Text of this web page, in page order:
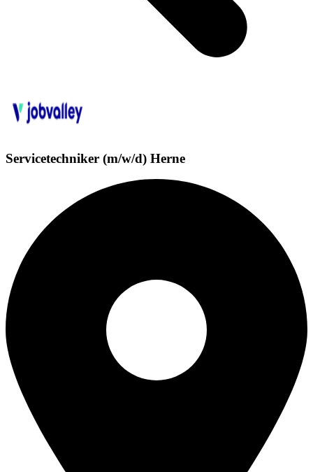
Servicetechniker (m/w/d) Herne